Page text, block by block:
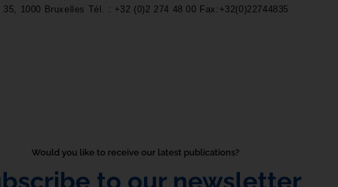
1000 Bruxelles Tél. : +32 (0)2 274 48 00 Fax:+32(0)22744835
Would you like to receive our latest publications?
to our newsletter